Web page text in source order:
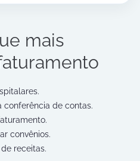
mais
conferência de contas.
convênios.
receitas.